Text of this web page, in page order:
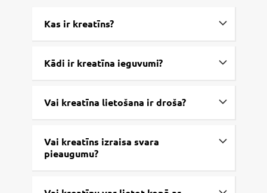
Kas ir kreatīns?
Kādi ir kreatīna ieguvumi?
Vai kreatīna lietošana ir droša?
Vai kreatīns izraisa svara
pieaugumu?